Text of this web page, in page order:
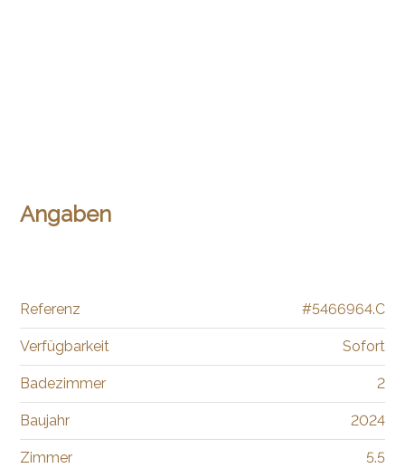
Angaben
Referenz #5466964.C
Verfügbarkeit Sofort
Badezimmer 2
Baujahr 2024
Zimmer 5.5